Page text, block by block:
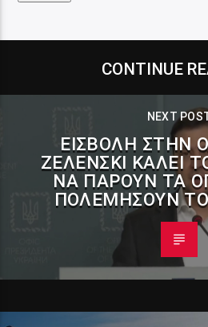
CONTINUE
NEXT
ΕΙΣΒΟΛΉ ΣΤΗΝ
ΖΕΛΈΝΣΚΙ ΚΑΛΕΊ
ΝΑ ΠΆΡΟΥΝ ΤΑ
ΠΟΛΕΜΉΣΟΥΝ